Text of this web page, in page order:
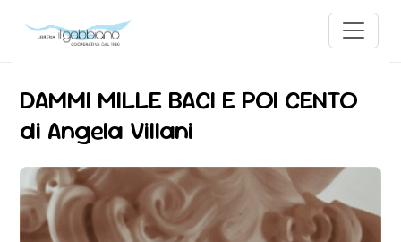
DAMMI MILLE BACI E POI CENTO
di Angela Villani